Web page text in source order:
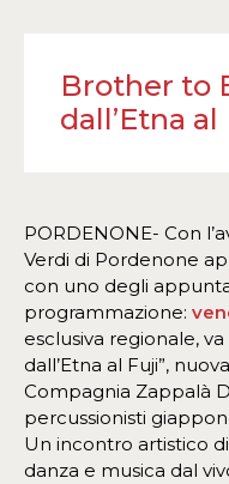
Brother to
dall’Etna al
PORDENONE- Con
Verdi di Pordenone
con uno degli
programmazione:
esclusiva regionale,
dall’Etna al Fuji”,
Compagnia Zappalà
percussionisti
Un incontro artistico
danza e musica dal